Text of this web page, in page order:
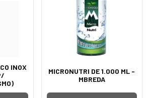
INOX
MICRONUTRI DE 1.000 ML -
MBREDA